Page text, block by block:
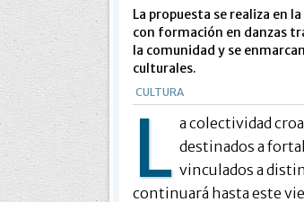
La propuesta se realiza en
con formación en danzas
la comunidad y se
culturales.
CULTURA
L a colectividad
destinados a
vinculados a
continuará hasta este